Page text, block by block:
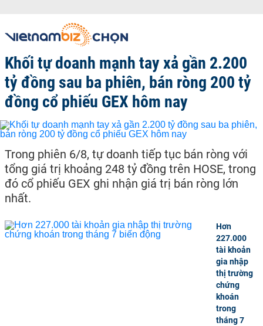
Khối tự doanh mạnh tay xả gần 2.200
tỷ đồng sau ba phiên, bán ròng 200 tỷ
đồng cổ phiếu GEX hôm nay
Trong phiên 6/8, tự doanh tiếp tục bán ròng với
tổng giá trị khoảng 248 tỷ đồng trên HOSE, trong
đó cổ phiếu GEX ghi nhận giá trị bán ròng lớn
nhất.
Hơn
227.000
tài khoản
gia nhập
thị trường
chứng
khoán
trong
tháng 7